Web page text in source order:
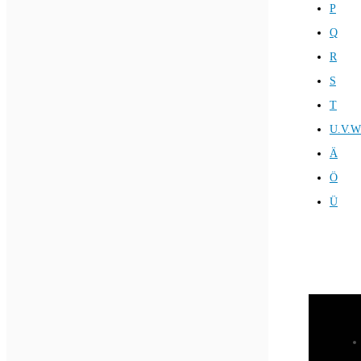
P
Q
R
S
T
Ä
Ö
Ü